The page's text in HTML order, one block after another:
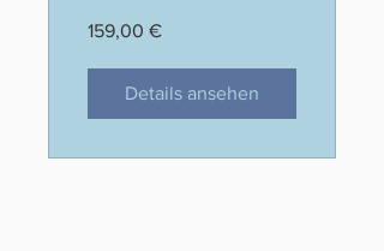
159,00 €
Details ansehen